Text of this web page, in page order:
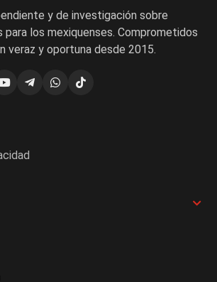
y de investigación sobre
los mexiquenses. Comprometidos
veraz y oportuna desde 2015.